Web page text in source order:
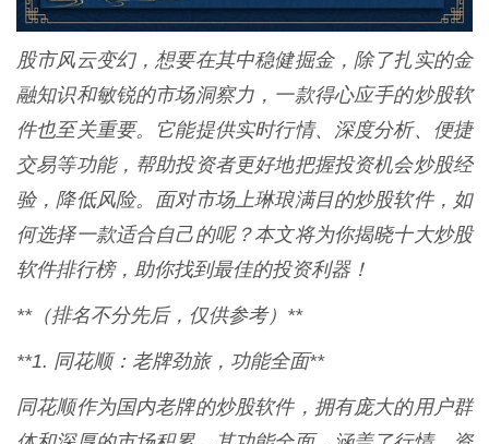
股市风云变幻，想要在其中稳健掘金，除了扎实的金
融知识和敏锐的市场洞察力，一款得心应手的炒股软
件也至关重要。它能提供实时行情、深度分析、便捷
交易等功能，帮助投资者更好地把握投资机会炒股经
验，降低风险。面对市场上琳琅满目的炒股软件，如
何选择一款适合自己的呢？本文将为你揭晓十大炒股
软件排行榜，助你找到最佳的投资利器！
**（排名不分先后，仅供参考）**
**1. 同花顺：老牌劲旅，功能全面**
同花顺作为国内老牌的炒股软件，拥有庞大的用户群